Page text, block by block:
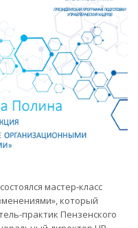
мастер-класс
который
практик Пензенского